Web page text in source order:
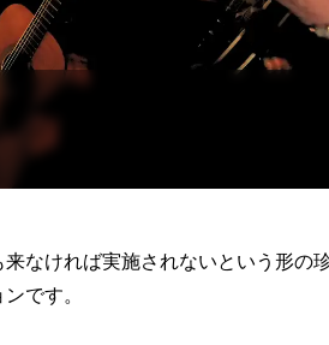
なければ実施されないという形の
です。